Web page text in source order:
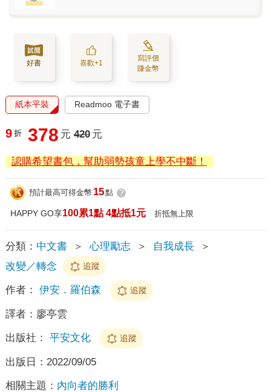
好書 喜歡+1
寫評價
賺金幣
紙本平裝 Readmoo 電子書
9 折 378 元 420 元
認購希望書包，幫助弱勢孩童上學不中斷！
預計最高可得金幣 15點 ?
HAPPY GO享100累1點 4點抵1元 折抵無上限
分類： 中文書 ＞ 心理勵志 ＞ 自我成長
＞
改變／轉念
追蹤
作者： 伊安．羅伯森 追蹤
譯者： 廖亭雲
出版社： 平安文化 追蹤
出版日： 2022/09/05
相關主題： 內向者的勝利